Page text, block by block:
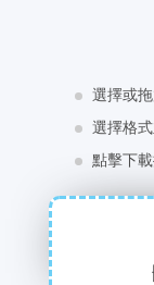
選擇或
選擇格
點擊下